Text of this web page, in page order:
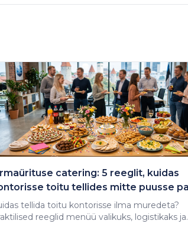
catering: 5 reeglit, kuidas
toitu tellides mitte puusse
tellida toitu kontorisse ilma muredeta?
reeglid menüü valikuks, logistikaks ja